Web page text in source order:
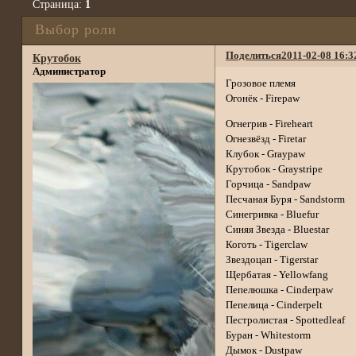
Выбор роли
Страница: 1
Поделиться2011-02-08
Крутобок
Администратор
Грозовое племя
Огонёк - Firepaw
Огнегрив - Fireheart
Огнезвёзд - Firetar
Клубок - Graypaw
Крутобок - Graystripe
Горчица - Sandpaw
Песчаная Буря - Sandstorm
Синегривка - Bluefur
Синяя Звезда - Bluestar
Коготь - Tigerclaw
Звездоцап - Tigerstar
Щербатая - Yellowfang
Пепелюшка - Cinderpaw
Пепелица - Cinderpelt
Пестролистая - Spottedleaf
Буран - Whitestorm
Дымок - Dustpaw